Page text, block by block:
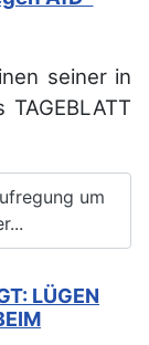
seiner in
um
LÜGEN